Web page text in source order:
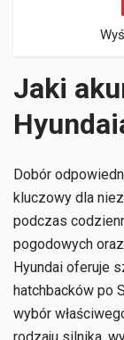
Jaki
Dobór
kluczowy dla
podczas
pogodowych
Hyundai oferuje
hatchbacków po
wybór